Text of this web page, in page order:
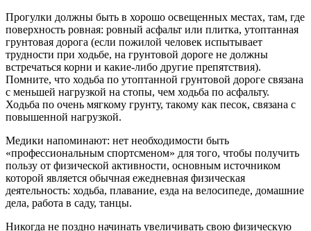
Прогулки должны быть в хорошо освещенных местах, там, где
поверхность ровная: ровный асфальт или плитка, утоптанная
грунтовая дорога (если пожилой человек испытывает
трудности при ходьбе, на грунтовой дороге не должны
встречаться корни и какие-либо другие препятствия).
Помните, что ходьба по утоптанной грунтовой дороге связана
с меньшей нагрузкой на стопы, чем ходьба по асфальту.
Ходьба по очень мягкому грунту, такому как песок, связана с
повышенной нагрузкой.
Медики напоминают: нет необходимости быть
«профессиональным спортсменом» для того, чтобы получить
пользу от физической активности, основным источником
которой является обычная ежедневная физическая
деятельность: ходьба, плавание, езда на велосипеде, домашние
дела, работа в саду, танцы.
Никогда не поздно начинать увеличивать свою физическую